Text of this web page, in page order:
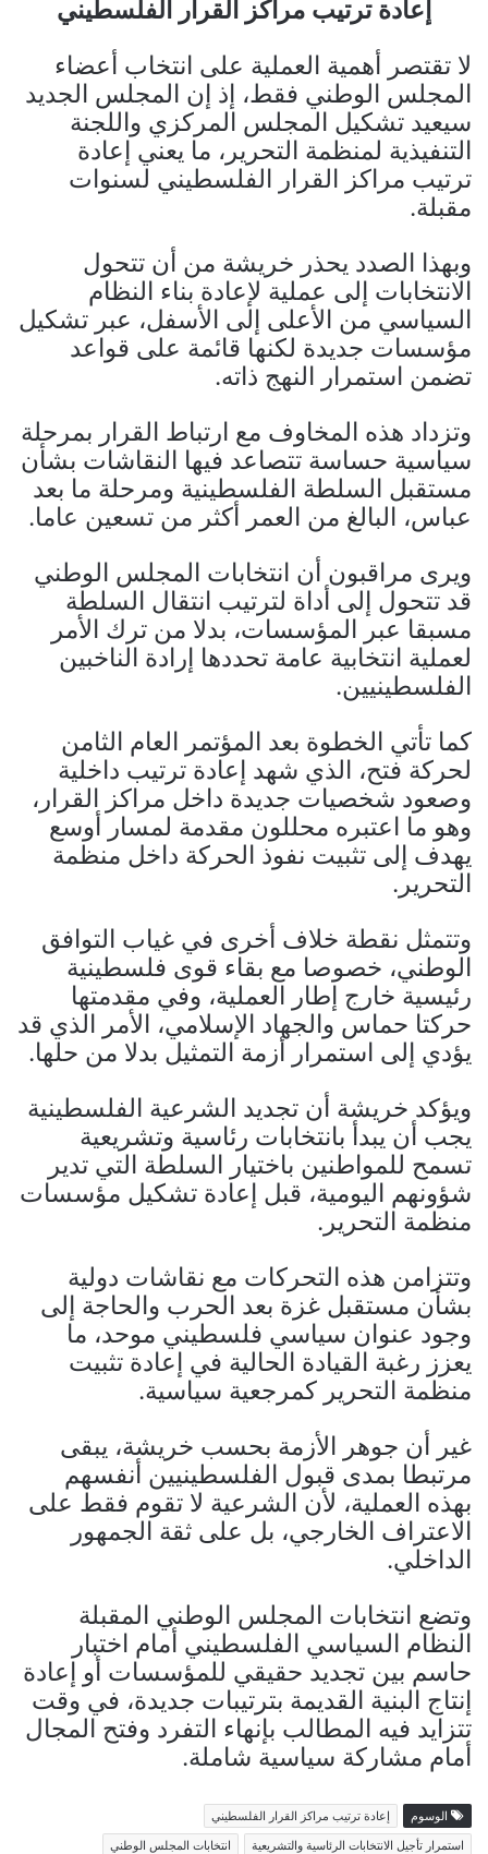
إعادة ترتيب مراكز القرار الفلسطيني
لا تقتصر أهمية العملية على انتخاب أعضاء
المجلس الوطني فقط، إذ إن المجلس الجديد
سيعيد تشكيل المجلس المركزي واللجنة
التنفيذية لمنظمة التحرير، ما يعني إعادة
ترتيب مراكز القرار الفلسطيني لسنوات
مقبلة.
وبهذا الصدد يحذر خريشة من أن تتحول
الانتخابات إلى عملية لإعادة بناء النظام
السياسي من الأعلى إلى الأسفل، عبر تشكيل
مؤسسات جديدة لكنها قائمة على قواعد
تضمن استمرار النهج ذاته.
وتزداد هذه المخاوف مع ارتباط القرار بمرحلة
سياسية حساسة تتصاعد فيها النقاشات بشأن
مستقبل السلطة الفلسطينية ومرحلة ما بعد
عباس، البالغ من العمر أكثر من تسعين عاما.
ويرى مراقبون أن انتخابات المجلس الوطني
قد تتحول إلى أداة لترتيب انتقال السلطة
مسبقا عبر المؤسسات، بدلا من ترك الأمر
لعملية انتخابية عامة تحددها إرادة الناخبين
الفلسطينيين.
كما تأتي الخطوة بعد المؤتمر العام الثامن
لحركة فتح، الذي شهد إعادة ترتيب داخلية
وصعود شخصيات جديدة داخل مراكز القرار،
وهو ما اعتبره محللون مقدمة لمسار أوسع
يهدف إلى تثبيت نفوذ الحركة داخل منظمة
التحرير.
وتتمثل نقطة خلاف أخرى في غياب التوافق
الوطني، خصوصا مع بقاء قوى فلسطينية
رئيسية خارج إطار العملية، وفي مقدمتها
حركتا حماس والجهاد الإسلامي، الأمر الذي قد
يؤدي إلى استمرار أزمة التمثيل بدلا من حلها.
ويؤكد خريشة أن تجديد الشرعية الفلسطينية
يجب أن يبدأ بانتخابات رئاسية وتشريعية
تسمح للمواطنين باختيار السلطة التي تدير
شؤونهم اليومية، قبل إعادة تشكيل مؤسسات
منظمة التحرير.
وتتزامن هذه التحركات مع نقاشات دولية
بشأن مستقبل غزة بعد الحرب والحاجة إلى
وجود عنوان سياسي فلسطيني موحد، ما
يعزز رغبة القيادة الحالية في إعادة تثبيت
منظمة التحرير كمرجعية سياسية.
غير أن جوهر الأزمة بحسب خريشة، يبقى
مرتبطا بمدى قبول الفلسطينيين أنفسهم
بهذه العملية، لأن الشرعية لا تقوم فقط على
الاعتراف الخارجي، بل على ثقة الجمهور
الداخلي.
وتضع انتخابات المجلس الوطني المقبلة
النظام السياسي الفلسطيني أمام اختبار
حاسم بين تجديد حقيقي للمؤسسات أو إعادة
إنتاج البنية القديمة بترتيبات جديدة، في وقت
تتزايد فيه المطالب بإنهاء التفرد وفتح المجال
أمام مشاركة سياسية شاملة.
الوسوم
إعادة ترتيب مراكز القرار الفلسطيني
استمرار تأجيل الانتخابات الرئاسية والتشريعية
انتخابات المجلس الوطني